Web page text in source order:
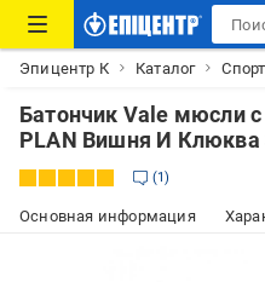
Эпицентр К Каталог
Батончик Vale мюсли
PLAN Вишня И Клюква
1
Основная информация